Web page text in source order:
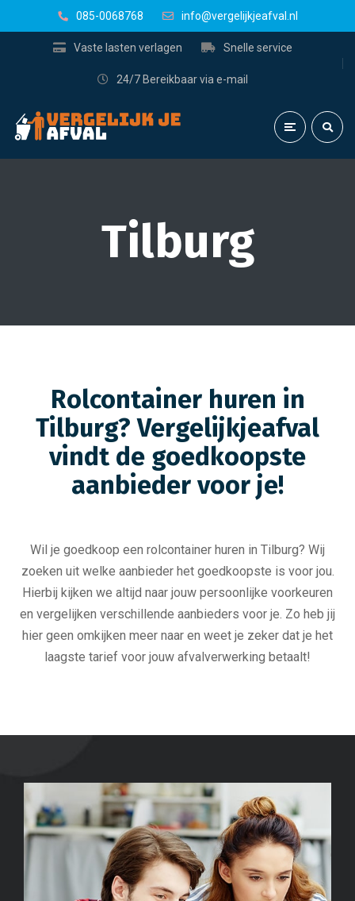
085-0068768 info@vergelijkjeafval.nl
Vaste lasten verlagen Snelle service
24/7 Bereikbaar via e-mail
Tilburg
Rolcontainer huren in
Tilburg? Vergelijkjeafval
vindt de goedkoopste
aanbieder voor je!
Wil je goedkoop een rolcontainer huren in Tilburg? Wij
zoeken uit welke aanbieder het goedkoopste is voor jou.
Hierbij kijken we altijd naar jouw persoonlijke voorkeuren
en vergelijken verschillende aanbieders voor je. Zo heb jij
hier geen omkijken meer naar en weet je zeker dat je het
laagste tarief voor jouw afvalverwerking betaalt!